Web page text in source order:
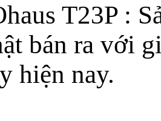
T23P :
bán ra với
hiện nay.